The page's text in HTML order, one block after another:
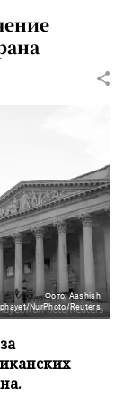
Фото: Aashish
NurPhoto/Reuters